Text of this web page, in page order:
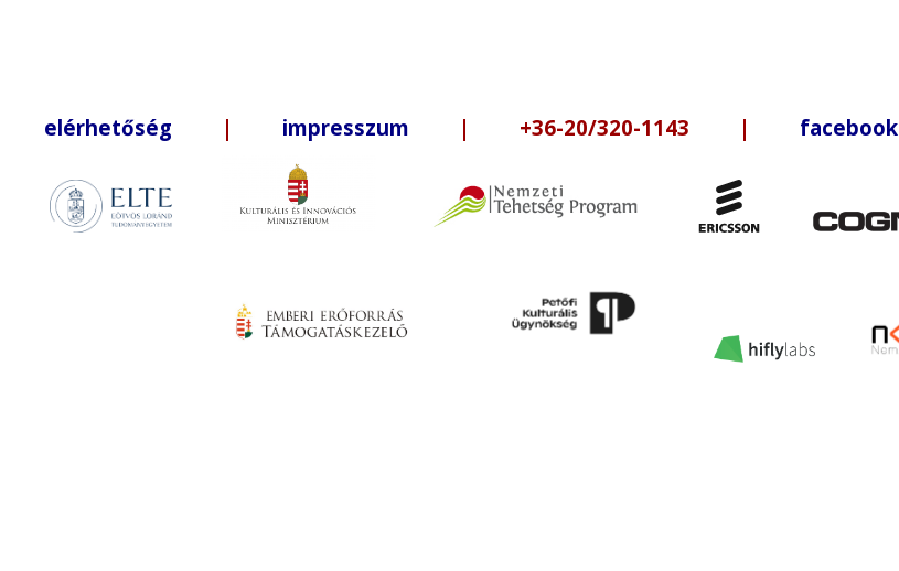
elérhetőség | impresszum | +36-20/320-1143 | facebook